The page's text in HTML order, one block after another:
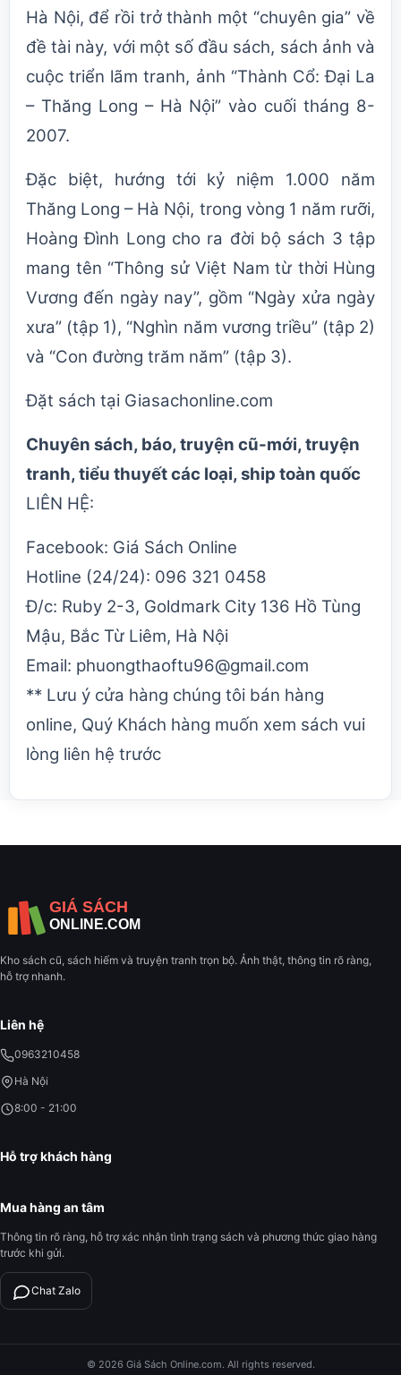
Hà Nội, để rồi trở thành một “chuyên gia” về
đề tài này, với một số đầu sách, sách ảnh và
cuộc triển lãm tranh, ảnh “Thành Cổ: Đại La
– Thăng Long – Hà Nội” vào cuối tháng 8-
2007.
Đặc biệt, hướng tới kỷ niệm 1.000 năm
Thăng Long – Hà Nội, trong vòng 1 năm rưỡi,
Hoàng Đình Long cho ra đời bộ sách 3 tập
mang tên “Thông sử Việt Nam từ thời Hùng
Vương đến ngày nay”, gồm “Ngày xửa ngày
xưa” (tập 1), “Nghìn năm vương triều” (tập 2)
và “Con đường trăm năm” (tập 3).
Đặt sách tại Giasachonline.com
Chuyên sách, báo, truyện cũ-mới, truyện
tranh, tiểu thuyết các loại, ship toàn quốc
LIÊN HỆ:
Facebook: Giá Sách Online
Hotline (24/24): 096 321 0458
Đ/c: Ruby 2-3, Goldmark City 136 Hồ Tùng
Mậu, Bắc Từ Liêm, Hà Nội
Email: phuongthaoftu96@gmail.com
** Lưu ý cửa hàng chúng tôi bán hàng
online, Quý Khách hàng muốn xem sách vui
lòng liên hệ trước
Kho sách cũ, sách hiếm và truyện tranh trọn bộ. Ảnh thật, thông tin rõ ràng,
hỗ trợ nhanh.
Liên hệ
0963210458
Hà Nội
8:00 - 21:00
Hỗ trợ khách hàng
Mua hàng an tâm
Thông tin rõ ràng, hỗ trợ xác nhận tình trạng sách và phương thức giao hàng
trước khi gửi.
Chat Zalo
© 2026 Giá Sách Online.com. All rights reserved.